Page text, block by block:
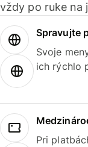
vždy po ruke na
Spravujte
Svoje
ich rýchlo
Pri